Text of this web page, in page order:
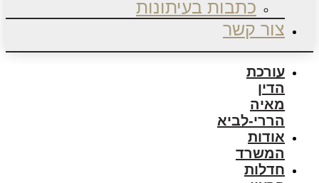
כתבות בעיתונות
צור קשר
עורכת
הדין
מאיה
הררי-לביא
אודות
המשרד
חדלות